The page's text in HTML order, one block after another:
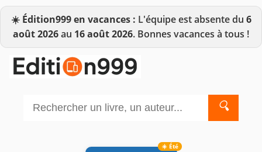
☀️ Édition999 en vacances : L'équipe est absente du 6
août 2026au 16 août 2026. Bonnes vacances à tous !
🔍